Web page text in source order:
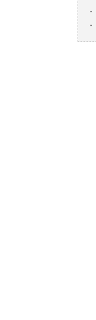
・
・